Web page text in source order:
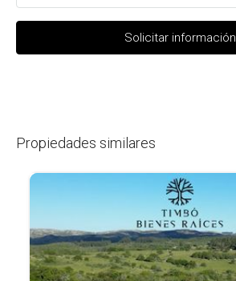
Solicitar información
Propiedades similares